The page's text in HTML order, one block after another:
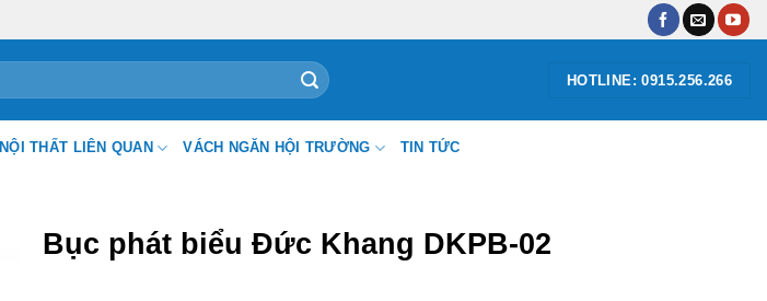
HOTLINE: 0915.256.266
NỘI THẤT LIÊN QUAN VÁCH NGĂN HỘI TRƯỜNG TIN TỨC
Bục phát biểu Đức Khang DKPB-02